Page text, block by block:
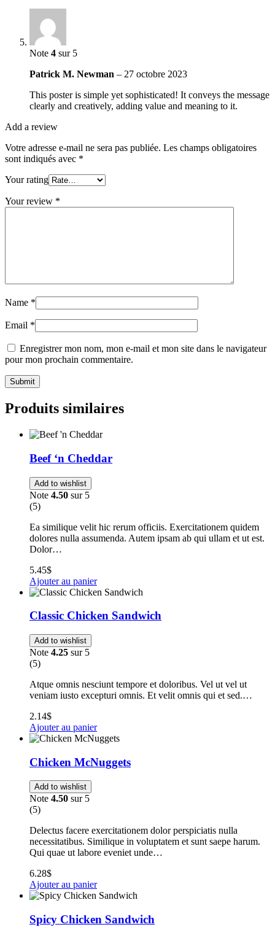
Note 4 sur 5
Patrick M. Newman – 27 octobre 2023
This poster is simple yet sophisticated! It conveys the message
clearly and creatively, adding value and meaning to it.
Add a review
Votre adresse e-mail ne sera pas publiée. Les champs obligatoires
sont indiqués avec *
Your rating
Your review *
Name *
Email *
Enregistrer mon nom, mon e-mail et mon site dans le navigateur
pour mon prochain commentaire.
Submit
Produits similaires
Beef ‘n Cheddar
Add to wishlist
Note 4.50 sur 5
(5)
Ea similique velit hic rerum officiis. Exercitationem quidem
dolores nulla assumenda. Autem ipsam ab qui ullam et ut est.
Dolor…
5.45$
Ajouter au panier
Classic Chicken Sandwich
Add to wishlist
Note 4.25 sur 5
(5)
Atque omnis nesciunt tempore et doloribus. Vel ut vel ut
veniam iusto excepturi omnis. Et velit omnis qui et sed.…
2.14$
Ajouter au panier
Chicken McNuggets
Add to wishlist
Note 4.50 sur 5
(5)
Delectus facere exercitationem dolor perspiciatis nulla
necessitatibus. Similique in voluptatem et sunt saepe harum.
Qui quae ut labore eveniet unde…
6.28$
Ajouter au panier
Spicy Chicken Sandwich